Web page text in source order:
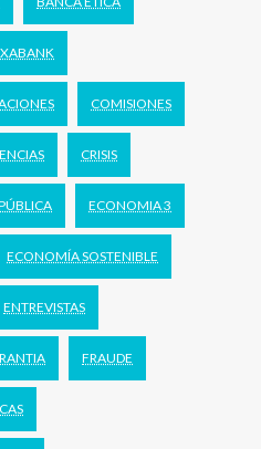
COMISIONES
CRISIS
ECONOMIA 3
ECONOMÍA SOSTENIBLE
ENTREVISTAS
FRAUDE